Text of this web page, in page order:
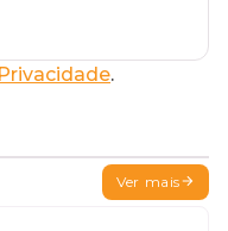
.
Ver mais